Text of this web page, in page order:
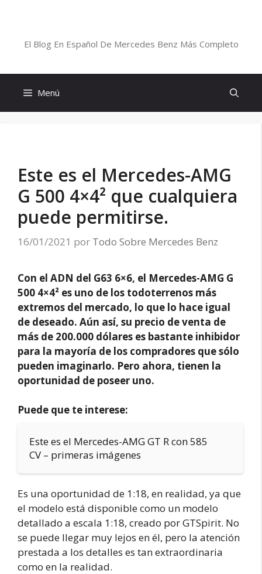
El Blog En Español De Mercedes Benz Más Completo
Menú
Este es el Mercedes-AMG
G 500 4×4² que cualquiera
puede permitirse.
16/01/2021 por Todo Sobre Mercedes Benz
Con el ADN del G63 6×6, el Mercedes-AMG G
500 4×4² es uno de los todoterrenos más
extremos del mercado, lo que lo hace igual
de deseado. Aún así, su precio de venta de
más de 200.000 dólares es bastante inhibidor
para la mayoría de los compradores que sólo
pueden imaginarlo. Pero ahora, tienen la
oportunidad de poseer uno.
Puede que te interese:
Este es el Mercedes-AMG GT R con 585
CV – primeras imágenes
Es una oportunidad de 1:18, en realidad, ya que
el modelo está disponible como un modelo
detallado a escala 1:18, creado por GTSpirit. No
se puede llegar muy lejos en él, pero la atención
prestada a los detalles es tan extraordinaria
como en la realidad.